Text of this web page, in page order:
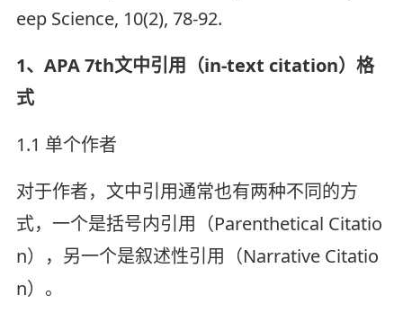
eep Science, 10(2), 78-92.
1、APA 7th文中引用（in-text citation）格
式
1.1 单个作者
对于作者，文中引用通常也有两种不同的方
式，一个是括号内引用（Parenthetical Citatio
n），另一个是叙述性引用（Narrative Citatio
n）。